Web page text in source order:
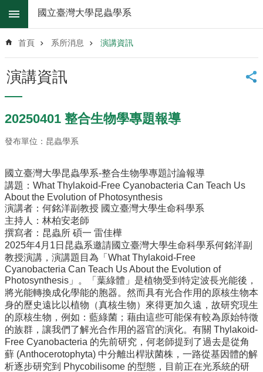
跳到主要內容區塊
階
尋
系
所
息
系
簡
介
系
所
辦
法
系
所
成
員
研
究
成
果
國立臺灣大學昆蟲學系
首頁 系所消息 演講資訊
演講資訊
20250401 整合生物學專題報導
發布單位：昆蟲學系
國立臺灣大學昆蟲學系-整合生物學專題討論報導
講題：What Thylakoid-Free Cyanobacteria Can Teach Us
About the Evolution of Photosynthesis
演講者：何銘洋副教授 國立臺灣大學生命科學系
主持人：林柏安老師
撰寫者：昆蟲所 碩一 雷佳樺
2025年4月1日昆蟲系邀請國立臺灣大學生命科學系何銘洋副
教授演講，演講題目為「What Thylakoid-Free
Cyanobacteria Can Teach Us About the Evolution of
Photosynthesis」。「葉綠體」是植物受到特定波長光能後，
將光能轉換成化學能的胞器。然而具有光合作用的原核生物本
身的歷史遠比以植物（真核生物）來得更加久遠，故研究現生
的原核生物，例如：藍綠菌；藉由這些可能保有較為原始特徵
的族群，讓我們了解光合作用的器官的演化。有關 Thylakoid-
Free Cyanobacteria 的先前研究，何老師提到了過去是從角
蘚 (Anthocerotophyta) 中分離出桿狀菌株，一路從基因體的解
析逐步研究到 Phycobilisome 的型態，目前正在光系統的研